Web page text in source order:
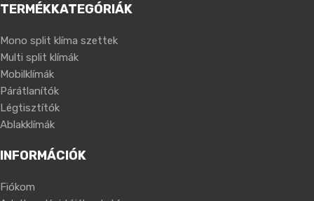
TERMÉKKATEGÓRIÁK
Mono split klíma szettek
Multi split klímák
Mobilklímák
Párátlanítók
Légtisztítók
Ablakklímák
INFORMÁCIÓK
Fiókom